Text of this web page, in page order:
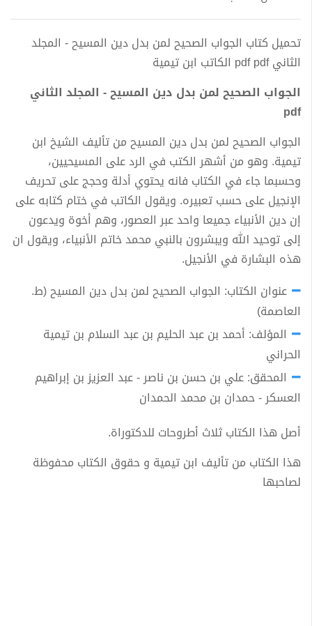
تحميل كتاب الجواب الصحيح لمن بدل دين المسيح - المجلد
الثاني pdf pdf الكاتب ابن تيمية
الجواب الصحيح لمن بدل دين المسيح - المجلد الثاني
pdf
الجواب الصحيح لمن بدل دين المسيح من تأليف الشيخ ابن
تيمية. وهو من أشهر الكتب في الرد على المسيحيين،
وحسبما جاء في الكتاب فانه يحتوي أدلة وحجج على تحريف
الإنجيل على حسب تعبيره. ويقول الكاتب في ختام كتابه على
إن دين الأنبياء جميعا واحد عبر العصور، وهم أخوة ويدعون
إلى توحيد الله ويبشرون بالنبي محمد خاتم الأنبياء، ويقول ان
هذه البشارة في الأنجيل.
عنوان الكتاب: الجواب الصحيح لمن بدل دين المسيح (ط.
العاصمة)
المؤلف: أحمد بن عبد الحليم بن عبد السلام بن تيمية
الحراني
المحقق: علي بن حسن بن ناصر - عبد العزيز بن إبراهيم
العسكر - حمدان بن محمد الحمدان
أصل هذا الكتاب ثلاث أطروحات للدكتوراة.
هذا الكتاب من تأليف ابن تيمية و حقوق الكتاب محفوظة
لصاحبها